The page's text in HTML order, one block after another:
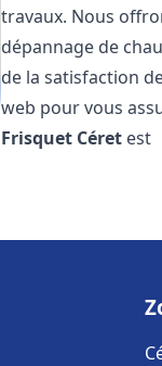
travaux. Nous
dépannage de
de la satisfaction
web pour vous
Frisquet Céret est